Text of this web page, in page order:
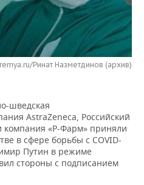
Ринат Назметдинов (архив)
шведская
AstraZeneca, Российский
«Р-Фарм» приняли
в сфере борьбы с COVID-
Путин в режиме
стороны с подписанием